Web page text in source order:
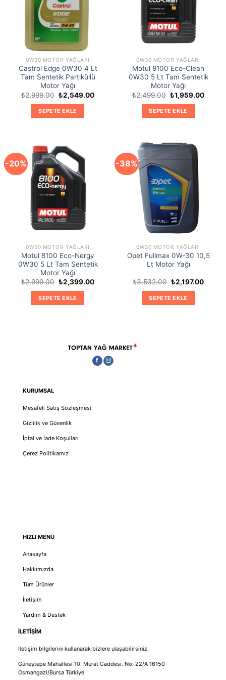
0W30 MOTOR YAĞLARI
Castrol Edge 0W30 4 Lt
Tam Sentetik Partiküllü
Motor Yağı
₺2,999.00 Orijinal
fiyat:
₺2,999.00.
₺2,549.00Şu
SEPETE EKLE
0W30 MOTOR YAĞLARI
Motul 8100 Eco-Clean
0W30 5 Lt Tam Sentetik
Motor Yağı
₺2,499.00 Orijinal
fiyat:
₺2,499.00.
₺1,959.00Şu
SEPETE EKLE
-20%
0W30 MOTOR YAĞLARI
Motul 8100 Eco-Nergy
0W30 5 Lt Tam Sentetik
Motor Yağı
₺2,999.00 Orijinal
fiyat:
₺2,999.00.
₺2,399.00Şu
SEPETE EKLE
-38%
0W30 MOTOR YAĞLARI
Opet Fullmax 0W-30 10,5
Lt Motor Yağı
₺3,532.00 Orijinal
fiyat:
₺3,532.00.
₺2,197.00Şu
SEPETE EKLE
KURUMSAL
Mesafeli Satış Sözleşmesi
Gizlilik ve Güvenlik
İptal ve İade Koşulları
Çerez Politikamız
HIZLI MENÜ
Anasayfa
Hakkımızda
Tüm Ürünler
İletişim
Yardım & Destek
İLETİŞİM
İletişim bilgilerini kullanarak bizlere ulaşabilirsiniz.
Güneştepe Mahallesi 10. Murat Caddesi. No: 22/A 16150
Osmangazi/Bursa Türkiye